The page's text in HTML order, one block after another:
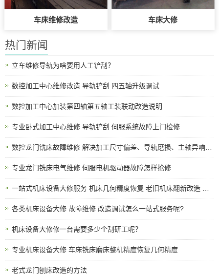
车床维修改造 车床大修
热门新闻
立车维修导轨为啥要用人工铲刮？
数控加工中心维修改造 导轨铲刮 四五轴升级调试
数控加工中心加装第四轴第五轴工装联动改造说明
专业卧式加工中心维修 导轨铲刮 伺服系统故障上门检修
专业龙门铣床电气维修 伺服电机驱动器故障怎样抢修
各类机床设备大修 故障维修 改造调试怎么一站式服务呢?
机床设备大修修一台需要多少个刮研工呢？
专业机床设备大修 车床铣床磨床整机精度恢复几何精度
老式龙门刨床改造的方法